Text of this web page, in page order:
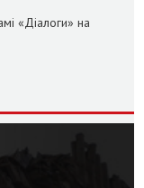
«Діалоги» на